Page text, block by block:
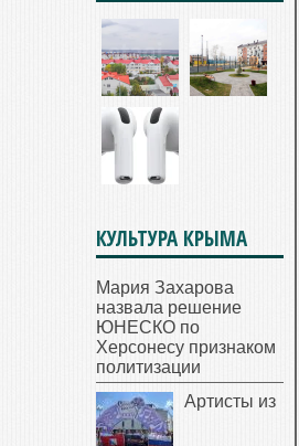
КУЛЬТУРА КРЫМА
Мария Захарова
назвала решение
ЮНЕСКО по
Херсонесу признаком
политизации
Артисты из